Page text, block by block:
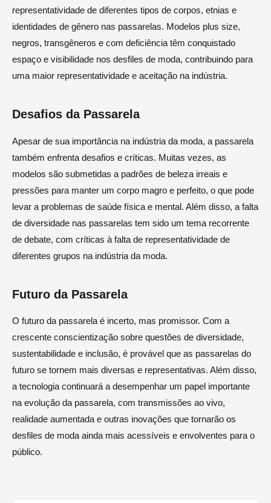
representatividade de diferentes tipos de corpos, etnias e
identidades de gênero nas passarelas. Modelos plus size,
negros, transgêneros e com deficiência têm conquistado
espaço e visibilidade nos desfiles de moda, contribuindo para
uma maior representatividade e aceitação na indústria.
Desafios da Passarela
Apesar de sua importância na indústria da moda, a passarela
também enfrenta desafios e críticas. Muitas vezes, as
modelos são submetidas a padrões de beleza irreais e
pressões para manter um corpo magro e perfeito, o que pode
levar a problemas de saúde física e mental. Além disso, a falta
de diversidade nas passarelas tem sido um tema recorrente
de debate, com críticas à falta de representatividade de
diferentes grupos na indústria da moda.
Futuro da Passarela
O futuro da passarela é incerto, mas promissor. Com a
crescente conscientização sobre questões de diversidade,
sustentabilidade e inclusão, é provável que as passarelas do
futuro se tornem mais diversas e representativas. Além disso,
a tecnologia continuará a desempenhar um papel importante
na evolução da passarela, com transmissões ao vivo,
realidade aumentada e outras inovações que tornarão os
desfiles de moda ainda mais acessíveis e envolventes para o
público.